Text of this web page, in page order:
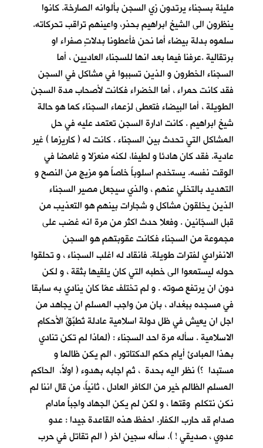
مليئة بسجناء يرتدون زي السجن بألوانه الصارخة. كانوا
ينظرون الى الشيخ ابراهيم بحذر، واعينهم تراقب تحركاته.
سلموه بدلة بيضاء أما نحن فأعطونا بدلاتٍ صفراء او
برتقالية .عرفنا فيما بعد انها للسجناء العاديين ، أما
السجناء الخطرون و الذين تسببوا في مشاكل في السجن
فقد كانت حمراء ، أما الخضراء فكانت لأصحاب مدة السجن
الطويلة ، أما البيضاء فتعطى لزعماء السجناء كما هو حالة
شيخ ابراهيم . كانت ادارة السجن تعتمد عليه في حل
المشاكل التي تحدث بين السجناء . كانت له ( كاريزما ) غير
عادية. فقد كان هادئا و لطيفا، لكنه منعزلا و غامضا في
الوقت نفسه. يستخدم اسلوباً خاصاً هو مزيج من النصح و
التهديد بالتخلي عنهم ، والذي سيجعل مصير السجناء
الذين يخلقون مشاكل و شجارات بينهم هو التعذيب من
قبل السجّانين . وفعلا حدث اكثر من مرة انه غضب على
مجموعة من السجناء فكانت عقوبتهم هو السجن
الانفرادي لفترات طويلة. فانقاد له اغلب السجناء ، و تحلقوا
حوله ليستمعوا الى خطبه التي كان يلقيها بثقة ، و لكن
دون ان يرتفع صوته . و لم تختلف عمّا كان ينادي به سابقا
في مسجده ببغداد ، بان من واجب المسلم ان يجاهد من
اجل ان يعيش في ظل دولة اسلامية عادلة تُطبِّقُ الأحكام
الاسلامية . سأله مرة احد السجناء : (لماذا لم تكن تنادي
بهذا المبادئ أيام حكم الدكتاتور ، الم يكن ظالما و
مستبدا ؟) نظر اليه بحدة ، ثم اجابه بهدوء ( اولاً، الحاكم
المسلم الظالم خير من الكافر العادل ، ثانياً، من قال اننا لم
نكن نتكلم وقتها ، و لكن لم يكن الجهاد واجباً مادام
صدام قد حارب الكفار. احفظ هذه القاعدة جيدا : عدو
عدوي ، صديقي ! ). سأله سجين اخر ( الم تقاتل في حرب